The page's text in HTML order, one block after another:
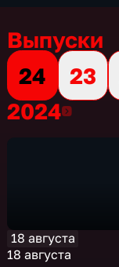
Выпуски
24
23
20242024
18 августа
18 августа